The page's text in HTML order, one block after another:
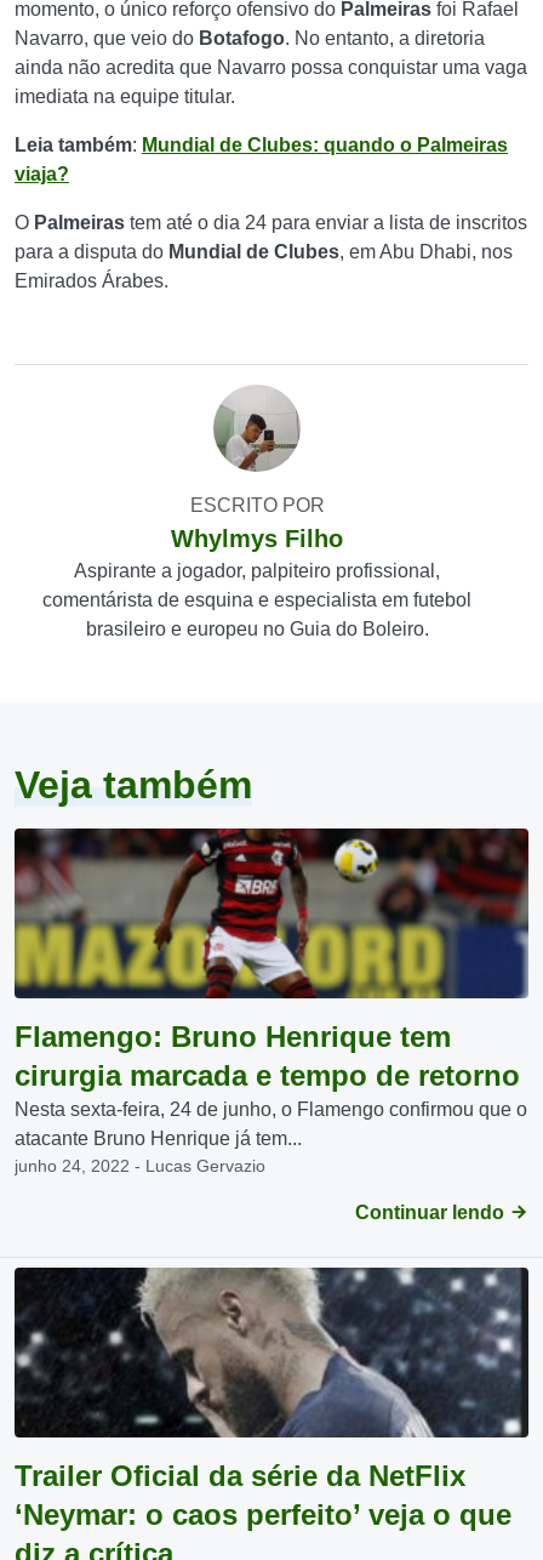
momento, o único reforço ofensivo do Palmeiras foi Rafael
Navarro, que veio do Botafogo. No entanto, a diretoria
ainda não acredita que Navarro possa conquistar uma vaga
imediata na equipe titular.
Leia também: Mundial de Clubes: quando o Palmeiras
viaja?
O Palmeiras tem até o dia 24 para enviar a lista de inscritos
para a disputa do Mundial de Clubes, em Abu Dhabi, nos
Emirados Árabes.
ESCRITO POR
Whylmys Filho
Aspirante a jogador, palpiteiro profissional,
comentárista de esquina e especialista em futebol
brasileiro e europeu no Guia do Boleiro.
Veja também
Flamengo: Bruno Henrique tem
cirurgia marcada e tempo de retorno
Nesta sexta-feira, 24 de junho, o Flamengo confirmou que o
atacante Bruno Henrique já tem...
junho 24, 2022 - Lucas Gervazio
Continuar lendo
Trailer Oficial da série da NetFlix
‘Neymar: o caos perfeito’ veja o que
diz a crítica